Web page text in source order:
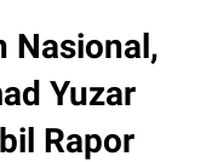
Nasional,
Yuzar
Rapor